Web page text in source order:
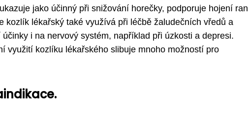
jako účinný při snižování horečky, podporuje hojení ran
lékařský také využívá při léčbě žaludečních vředů a
i na nervový systém, například při úzkosti a depresi.
využití kozlíku lékařského slibuje mnoho možností pro